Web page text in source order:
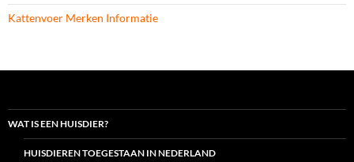
Kattenvoer Merken Informatie
WAT IS EEN HUISDIER?
HUISDIEREN TOEGESTAAN IN NEDERLAND